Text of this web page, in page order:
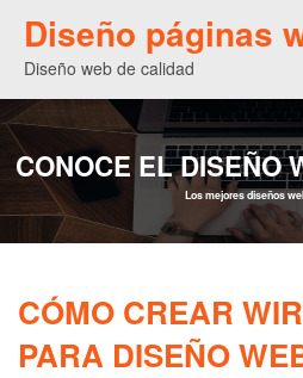
Diseño páginas
Diseño web de calidad
CONOCE EL DISEÑO
Los mejores diseños
CÓMO CREAR
PARA DISEÑO